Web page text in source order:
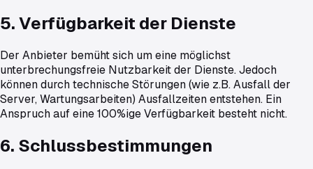
5. Verfügbarkeit der Dienste
Der Anbieter bemüht sich um eine möglichst
unterbrechungsfreie Nutzbarkeit der Dienste. Jedoch
können durch technische Störungen (wie z.B. Ausfall der
Server, Wartungsarbeiten) Ausfallzeiten entstehen. Ein
Anspruch auf eine 100%ige Verfügbarkeit besteht nicht.
6. Schlussbestimmungen